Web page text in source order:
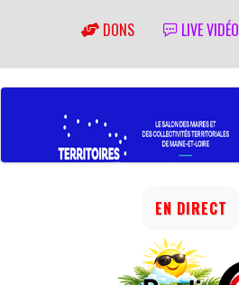
DONS LIVE VIDÉO
EN DIRECT